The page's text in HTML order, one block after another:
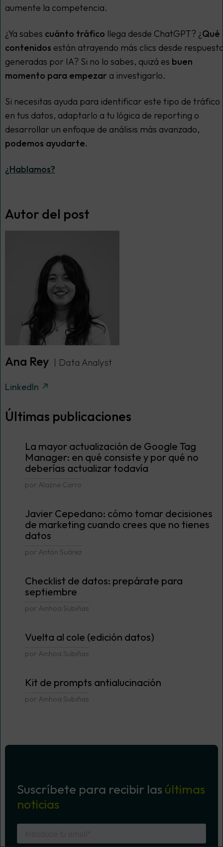
aumente la competencia.
¿Ya sabes cuánto tráfico llega desde ChatGPT? ¿Qué
contenidos están atrayendo más clics desde
generadas por IA? Si no lo sabes, quizá es buen
momento para empezar a investigarlo.
Si necesitas ayuda para identificar este tipo de tráfico
en tus datos, adaptarlo a tu lógica de reporting o
desarrollar un enfoque de análisis más avanzado,
podemos ayudarte.
¿Hablamos?
Autor del post
Ana Rey | Data Analyst
LinkedIn ↗
Últimas publicaciones
La mayor actualización de Google Tag
Manager: en qué consiste y por qué no
deberías actualizar todavía
por Alazne Carro
Javier Cepedano: cómo tomar decisiones
de marketing cuando crees que no tienes
datos
por Antón Suárez
Checklist de datos: prepárate para
septiembre
por Ainhoa Subiñas
Vuelta al cole (edición datos)
por Ainhoa Subiñas
Kit de prompts antialucinación
por Ainhoa Subiñas
Suscríbete para recibir las últimas
noticias